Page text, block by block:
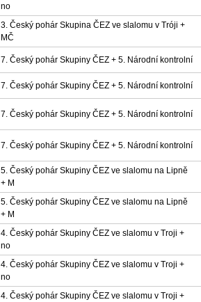
no
3. Český pohár Skupina ČEZ ve slalomu v Tróji +
MČ
7. Český pohár Skupiny ČEZ + 5. Národní kontrolní
7. Český pohár Skupiny ČEZ + 5. Národní kontrolní
7. Český pohár Skupiny ČEZ + 5. Národní kontrolní
7. Český pohár Skupiny ČEZ + 5. Národní kontrolní
5. Český pohár Skupiny ČEZ ve slalomu na Lipně
+ M
5. Český pohár Skupiny ČEZ ve slalomu na Lipně
+ M
4. Český pohár Skupiny ČEZ ve slalomu v Troji +
no
4. Český pohár Skupiny ČEZ ve slalomu v Troji +
no
4. Český pohár Skupiny ČEZ ve slalomu v Troji +